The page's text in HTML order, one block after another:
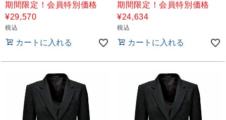
期間限定！会員特別価格
¥29,570
税込
カートに入れる
期間限定！会員特別価格
¥24,634
税込
カートに入れる